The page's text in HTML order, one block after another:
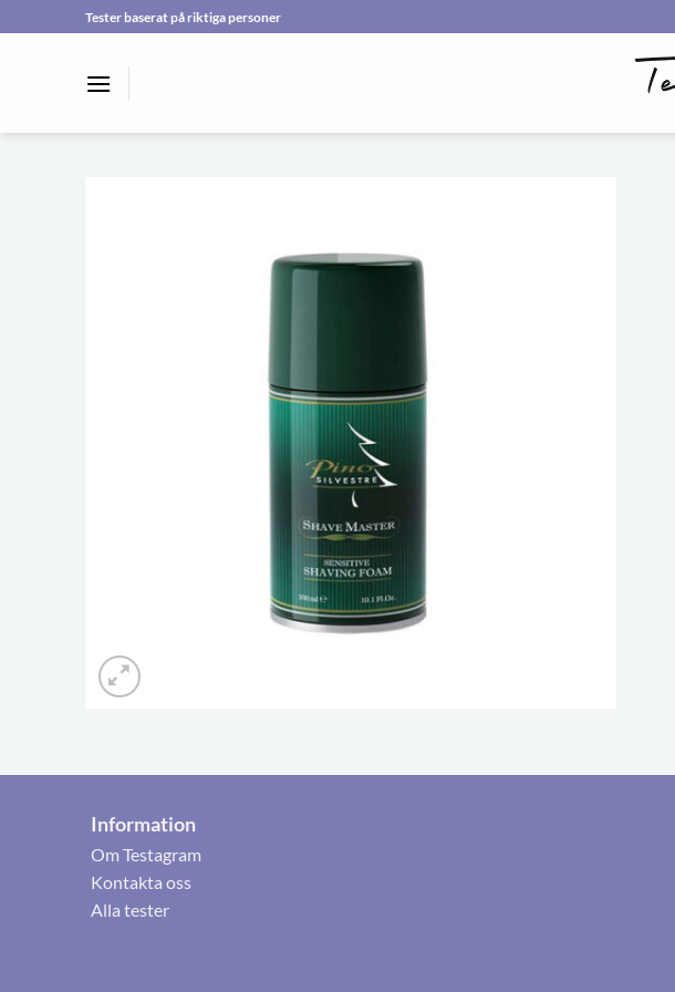
to
Tester baserat på riktiga personer
Information
Om Testagram
Kontakta oss
Alla tester